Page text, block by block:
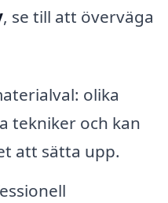
, se till att överväga
olika
tekniker och kan
att sätta upp.